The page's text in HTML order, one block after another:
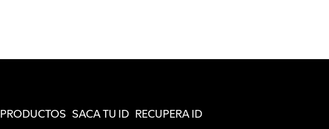
PRODUCTOS SACA TU ID RECUPERA ID